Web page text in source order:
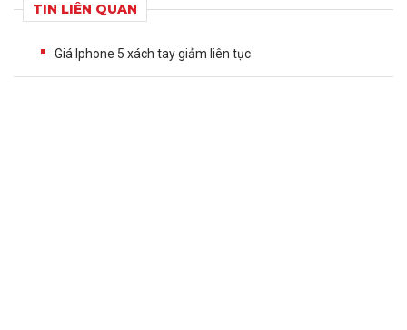
TIN LIÊN QUAN
Giá Iphone 5 xách tay giảm liên tục